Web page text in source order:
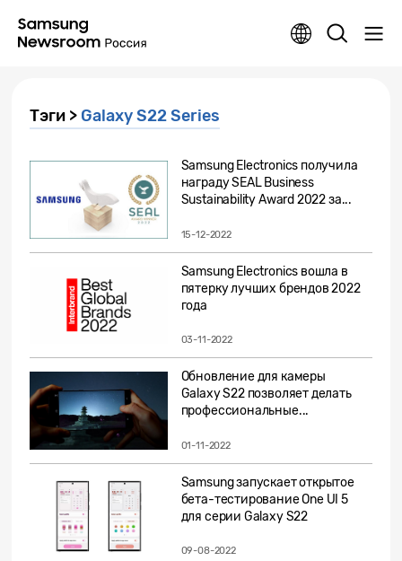
Тэги > Galaxy S22 Series
Samsung Electronics получила
награду SEAL Business
Sustainability Award 2022 за...
15-12-2022
Samsung Electronics вошла в
пятерку лучших брендов 2022
года
03-11-2022
Обновление для камеры
Galaxy S22 позволяет делать
профессиональные...
01-11-2022
Samsung запускает открытое
бета-тестирование One UI 5
для серии Galaxy S22
09-08-2022